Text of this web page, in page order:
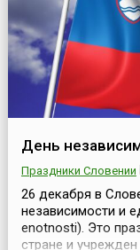
День
Праздники Словении
26 декабря в
независимости и
enotnosti). Это
стране и